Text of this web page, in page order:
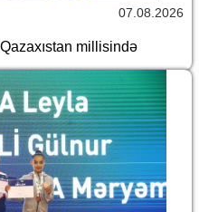
07.08.2026
millisində